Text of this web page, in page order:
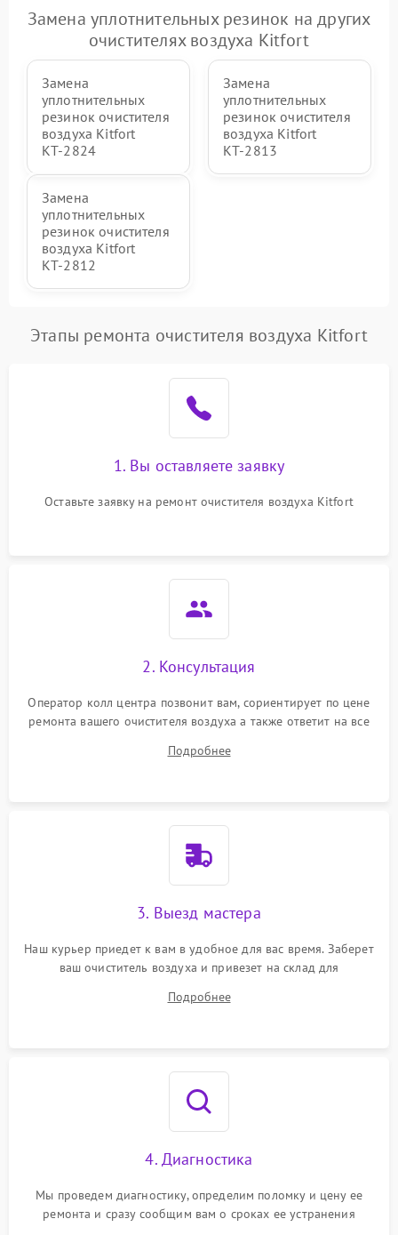
Замена уплотнительных резинок на других
очистителях воздуха Kitfort
Замена
уплотнительных
резинок очистителя
воздуха Kitfort
КТ-2824
Замена
уплотнительных
резинок очистителя
воздуха Kitfort
КТ-2813
Замена
уплотнительных
резинок очистителя
воздуха Kitfort
КТ-2812
Этапы ремонта очистителя воздуха Kitfort
1. Вы оставляете заявку
Оставьте заявку на ремонт очистителя воздуха Kitfort
2. Консультация
Оператор колл центра позвонит вам, сориентирует по цене
ремонта вашего очистителя воздуха а также ответит на все
Подробнее
3. Выезд мастера
Наш курьер приедет к вам в удобное для вас время. Заберет
ваш очиститель воздуха и привезет на склад для
Подробнее
4. Диагностика
Мы проведем диагностику, определим поломку и цену ее
ремонта и сразу сообщим вам о сроках ее устранения